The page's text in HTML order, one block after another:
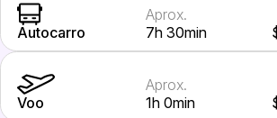
Autocarro
Aprox.
7h 30min
Voo
Aprox.
1h 0min